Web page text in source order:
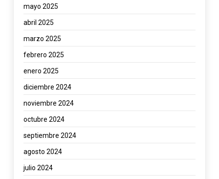
mayo 2025
abril 2025
marzo 2025
febrero 2025
enero 2025
diciembre 2024
noviembre 2024
octubre 2024
septiembre 2024
agosto 2024
julio 2024